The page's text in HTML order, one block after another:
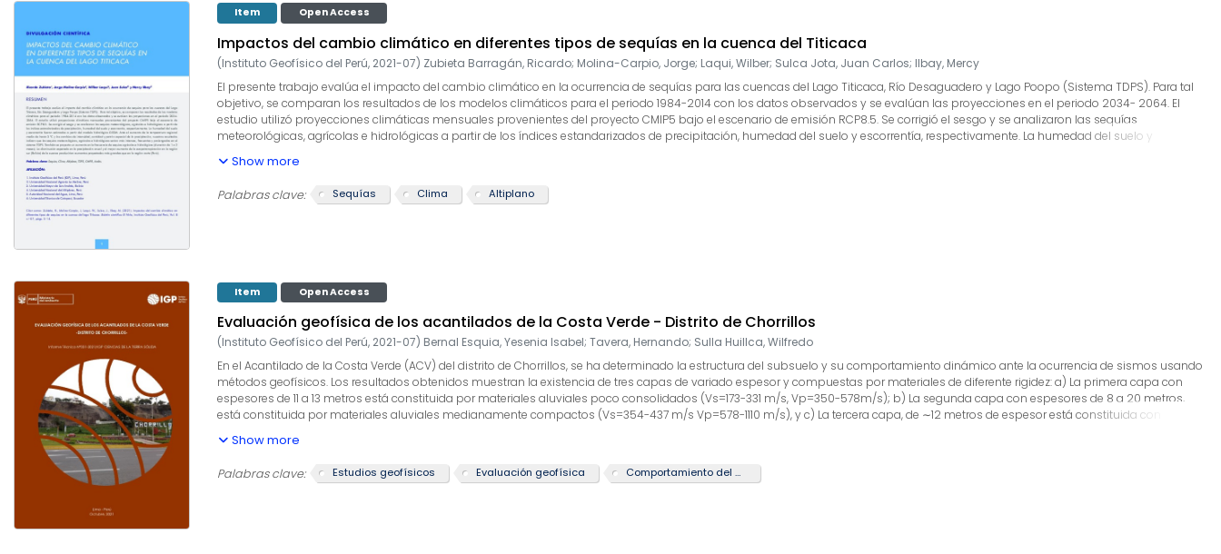
Item Open Access
Impactos del cambio climático en diferentes tipos de sequías en la cuenca del Titicaca
(Instituto Geofísico del Perú, 2021-07) Zubieta Barragán, Ricardo; Molina-Carpio, Jorge; Laqui, Wilber; Sulca Jota, Juan Carlos; IIbay, Mercy
El presente trabajo evalúa el impacto del cambio climático en la ocurrencia de sequías para las cuencas del Lago Titicaca, Río Desaguadero y Lago Poopo (Sistema TDPS). Para tal
objetivo, se comparan los resultados de los modelos climáticos para el periodo 1984-2014 con los datos observados y se evalúan las proyecciones en el periodo 2034- 2064. El
estudio utilizó proyecciones climáticas mensuales provenientes del proyecto CMIP5 bajo el escenario de emisión RCP8.5. Se corrigió el sesgo y se analizaron las sequías
meteorológicas, agrícolas e hidrológicas a partir de los índices estandarizados de precipitación, humedad del suelo y escorrentía, respectivamente. La humedad del suelo y
espacial de la precipitación, nuestros resultados indican que las sequías meteorológicas, agrícolas e hidrológicas serían más intensas, frecuentes y prolongadas en el sistema TDPS.
También se proyecta un aumento en la frecuencia de sequías agrícolas e hidrológicas (duración de 1 a 2 meses). La disminución esperada en la precipitación anual y el mayor
aumento de la evapotranspiración en la región sur (Bolivia) de la cuenca producirían aumentos proyectados más grandes que en la región norte (Perú).
Show more
Palabras clave: Sequías Clima Altiplano
Item Open Access
Evaluación geofísica de los acantilados de la Costa Verde - Distrito de Chorrillos
(Instituto Geofísico del Perú, 2021-07) Bernal Esquia, Yesenia Isabel; Tavera, Hernando; Sulla Huillca, Wilfredo
En el Acantilado de la Costa Verde (ACV) del distrito de Chorrillos, se ha determinado la estructura del subsuelo y su comportamiento dinámico ante la ocurrencia de sismos usando
métodos geofísicos. Los resultados obtenidos muestran la existencia de tres capas de variado espesor y compuestas por materiales de diferente rigidez: a) La primera capa con
espesores de 11 a 13 metros está constituida por materiales aluviales poco consolidados (Vs=173-331 m/s, Vp=350-578m/s); b) La segunda capa con espesores de 8 a 20 metros,
está constituida por materiales aluviales medianamente compactos (Vs=354-437 m/s Vp=578-1110 m/s), y c) La tercera capa, de ∼12 metros de espesor está constituida con
densidad de los materiales distribuidos en los ACV (1.7 gr/cm3, 1.95 gr/cm3 , 2.35 gr/cm3). […] El comportamiento dinámico de los suelos en los ACV del distrito de Chorrillos, ha
permitido definir en superficie, el límite que separa los suelos estables de los inestables. Desde el acantilado hacia el área urbana, el límite se encuentra, de norte a suroeste, a una
distancia promedio de 15 a 35 metros y de manera local a la altura de la Bajada Agua Dulce alcanza una distancia de ∼110 metros. Ante la ocurrencia de sismos que generen
Show more
Palabras clave: Estudios geofísicos Evaluación geofísica Comportamiento del suelo